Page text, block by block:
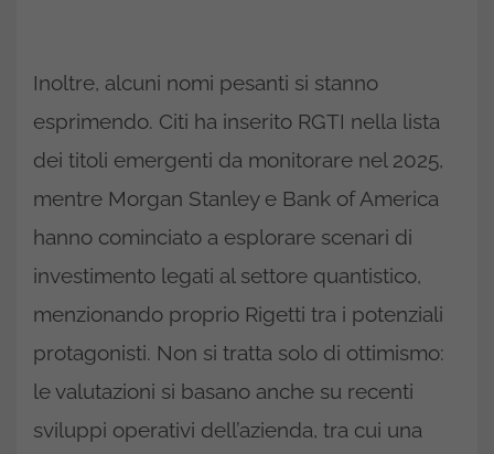
Inoltre, alcuni nomi pesanti si stanno
esprimendo. Citi ha inserito RGTI nella lista
dei titoli emergenti da monitorare nel 2025,
mentre Morgan Stanley e Bank of America
hanno cominciato a esplorare scenari di
investimento legati al settore quantistico,
menzionando proprio Rigetti tra i potenziali
protagonisti. Non si tratta solo di ottimismo:
le valutazioni si basano anche su recenti
sviluppi operativi dell’azienda, tra cui una